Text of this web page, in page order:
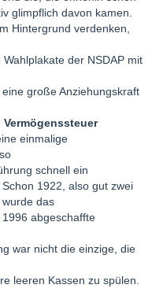
glimpflich davon kamen.
Hintergrund verdenken,
der NSDAP mit
große Anziehungskraft
einmalige
schnell ein
1922, also gut zwei
das
abgeschaffte
war nicht die einzige, die
leeren Kassen zu spülen.